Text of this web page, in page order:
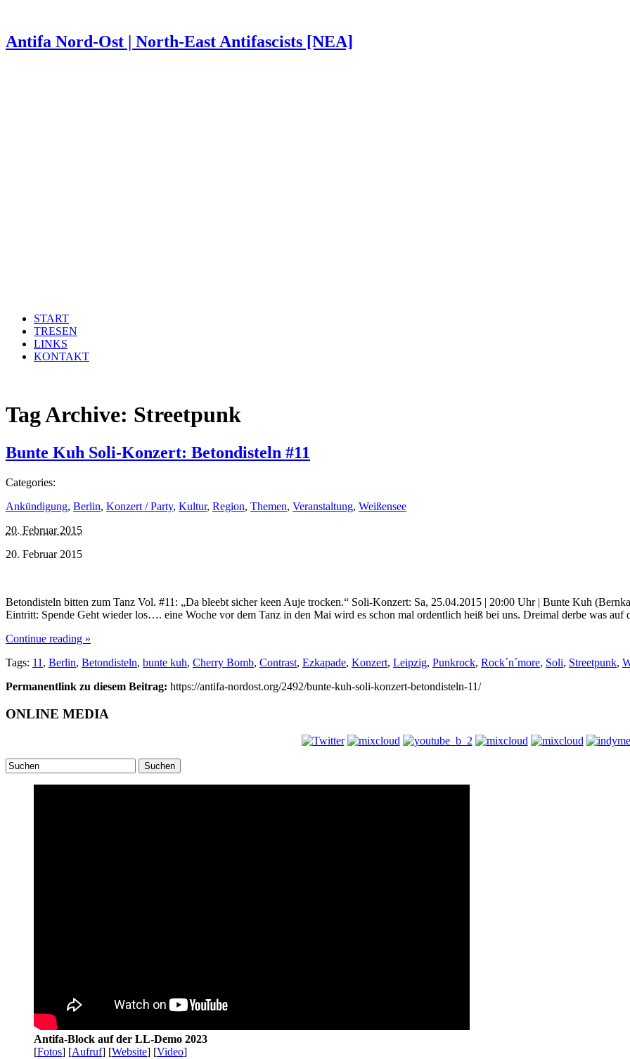
Antifa Nord-Ost | North-East Antifascists [NEA]
START
TRESEN
LINKS
KONTAKT
Tag Archive: Streetpunk
Bunte Kuh Soli-Konzert: Betondisteln #11
Categories:
Ankündigung, Berlin, Konzert / Party, Kultur, Region, Themen, Veranstaltung, Weißensee
20. Februar 2015
20. Februar 2015
Betondisteln bitten zum Tanz Vol. #11: „Da bleebt sicher keen Auje trocken.“ Soli-Konzert: Sa, 25.04.2015 | 20:00 Uhr | Bunte Kuh
Eintritt: Spende Geht wieder los…. eine Woche vor dem Tanz in den Mai wird es schon mal ordentlich heiß bei uns. Dreimal derbe was
Continue reading »
Tags: 11 , Berlin, Betondisteln, bunte kuh, Cherry Bomb, Contrast, Ezkapade, Konzert, Leipzig, Punkrock, Rock´n´more, Soli, Streetpunk,
Permanentlink zu diesem Beitrag: https://antifa-nordost.org/2492/bunte-kuh-soli-konzert-betondisteln-11/
ONLINE MEDIA
Suchen
Antifa-Block auf der LL-Demo 2023
[Fotos] [Aufruf] [Website] [Video]